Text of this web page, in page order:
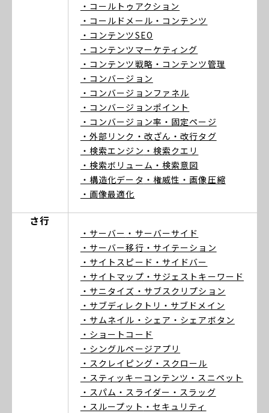
・コールトゥアクション
・コールドメール ・コンテンツ
・コンテンツSEO
・コンテンツマーケティング
・コンテンツ戦略 ・コンテンツ管理
・コンバージョン
・コンバージョンファネル
・コンバージョンポイント
・コンバージョン率 ・固定ページ
・外部リンク ・改ざん ・改行タグ
・検索エンジン ・検索クエリ
・検索ボリューム ・検索意図
・構造化データ ・権威性 ・画像圧縮
・画像最適化
さ行
・サーバー ・サーバーサイド
・サーバー移行 ・サイテーション
・サイトスピード ・サイドバー
・サイトマップ ・サジェストキーワード
・サニタイズ ・サブスクリプション
・サブディレクトリ ・サブドメイン
・サムネイル ・シェア ・シェアボタン
・ショートコード
・シングルページアプリ
・スクレイピング ・スクロール
・スティッキーコンテンツ ・スニペット
・スパム ・スライダー ・スラッグ
・スループット ・セキュリティ